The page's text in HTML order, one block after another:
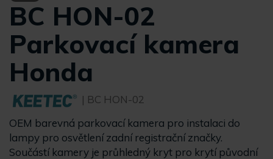
BC HON-02
Parkovací kamera
Honda
| BC HON-02
OEM barevná parkovací kamera pro instalaci do
lampy pro osvětlení zadní registrační značky.
Součástí kamery je průhledný kryt pro krytí původní